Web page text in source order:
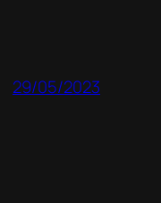
29/05/2023